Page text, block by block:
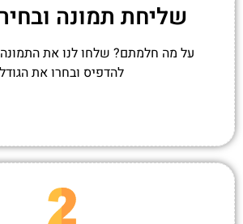
שליחת תמונה
על מה חלמתם? שלחו לנו את
להדפיס ובחרו את הגודל